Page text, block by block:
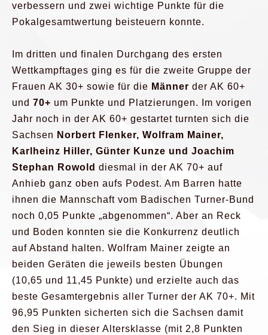
verbessern und zwei wichtige Punkte für die
Pokalgesamtwertung beisteuern konnte.
Im dritten und finalen Durchgang des ersten
Wettkampftages ging es für die zweite Gruppe der
Frauen AK 30+ sowie für die Männer der AK 60+
und 70+ um Punkte und Platzierungen. Im vorigen
Jahr noch in der AK 60+ gestartet turnten sich die
Sachsen Norbert Flenker, Wolfram Mainer,
Karlheinz Hiller, Günter Kunze und Joachim
Stephan Rowold diesmal in der AK 70+ auf
Anhieb ganz oben aufs Podest. Am Barren hatte
ihnen die Mannschaft vom Badischen Turner-Bund
noch 0,05 Punkte „abgenommen“. Aber an Reck
und Boden konnten sie die Konkurrenz deutlich
auf Abstand halten. Wolfram Mainer zeigte an
beiden Geräten die jeweils besten Übungen
(10,65 und 11,45 Punkte) und erzielte auch das
beste Gesamtergebnis aller Turner der AK 70+. Mit
96,95 Punkten sicherten sich die Sachsen damit
den Sieg in dieser Altersklasse (mit 2,8 Punkten